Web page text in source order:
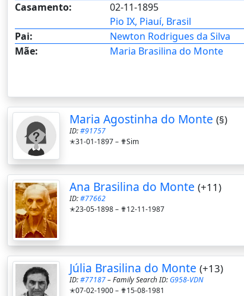
Casamento:
02-11-1895
Pio IX, Piauí, Brasil
Pai:
Newton Rodrigues da Silva
Mãe:
Maria Brasilina do Monte
Maria Agostinha do Monte (§)
ID:#91757
✭31-01-1897 – ✟Sim
Ana Brasilina do Monte (+11)
ID:#77662
✭23-05-1898 – ✟12-11-1987
Júlia Brasilina do Monte (+13)
ID:#77187– Family Search ID:G958-VDN
✭07-02-1900 – ✟15-08-1981